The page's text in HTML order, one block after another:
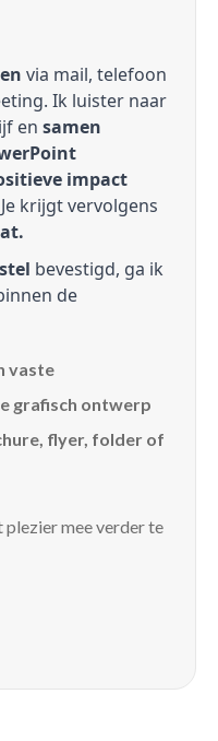
via mail, telefoon
Ik luister naar
en samen
impact
krijgt vervolgens
bevestigd, ga ik
de
vaste
grafisch ontwerp
flyer, folder of
plezier mee verder te